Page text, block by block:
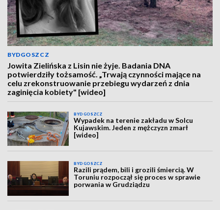
BYDGOSZCZ
Jowita Zielińska z Lisin nie żyje. Badania DNA
potwierdziły tożsamość. „Trwają czynności mające na
celu zrekonstruowanie przebiegu wydarzeń z dnia
zaginięcia kobiety" [wideo]
BYDGOSZCZ
Wypadek na terenie zakładu w Solcu
Kujawskim. Jeden z mężczyzn zmarł
[wideo]
BYDGOSZCZ
Razili prądem, bili i grozili śmiercią. W
Toruniu rozpoczął się proces w sprawie
porwania w Grudziądzu